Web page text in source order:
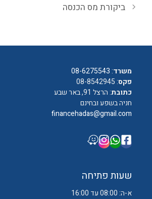
ביקורת מס הכנסה
משרד:
08-6275543
פקס: 08-8542945
כתובת: הרצל 91, באר שבע
חניה בשפע ובחינם
financehadas@gmail.com
שעות פתיחה
א-ה: 08:00 עד 16:00